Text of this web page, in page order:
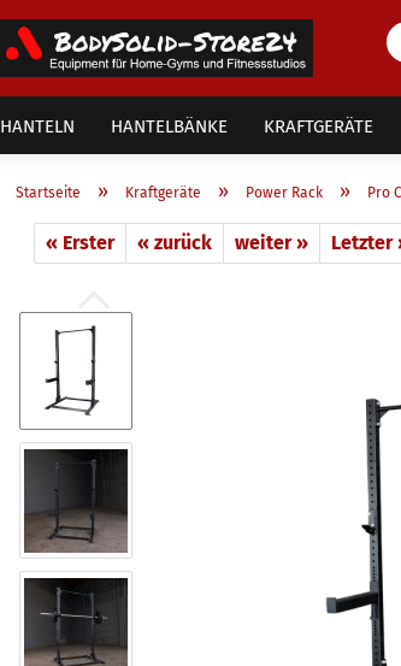
HANTELN HANTELBÄNKE KRAFTGERÄTE
Startseite » Kraftgeräte » Power Rack » Pro
« Erster « zurück weiter » Letzter